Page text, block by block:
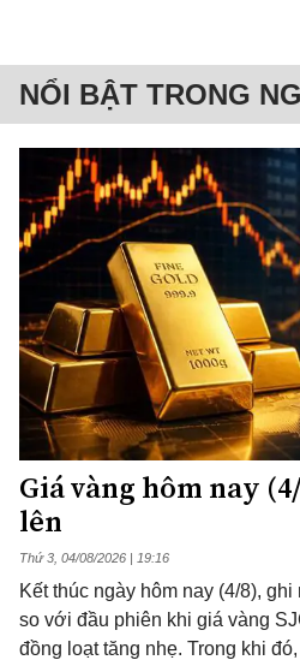
NỔI BẬT TRONG
Giá vàng hôm nay
lên
Thứ 3, 04/08/2026 | 19:16
Kết thúc ngày hôm nay (4/8),
so với đầu phiên khi giá vàng
đồng loạt tăng nhẹ. Trong khi